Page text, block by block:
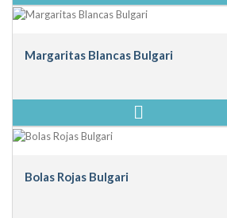
Margaritas Blancas Bulgari
Bolas Rojas Bulgari